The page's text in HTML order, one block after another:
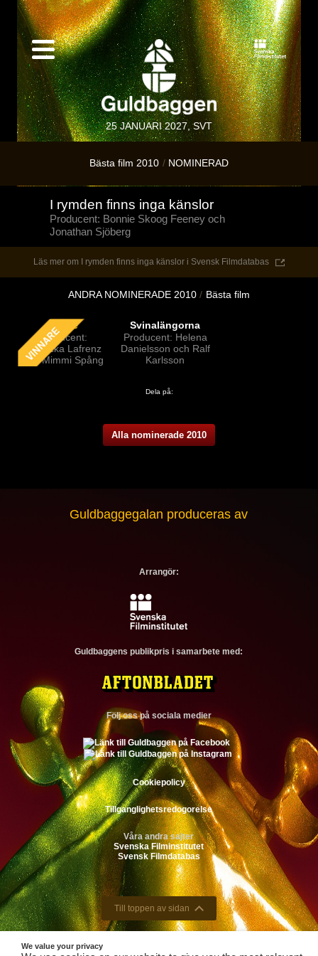
25 JANUARI 2027, SVT
Bästa film 2010 NOMINERAD
I rymden finns inga känslor
Producent: Bonnie Skoog Feeney och
Jonathan Sjöberg
Läs mer om I rymden finns inga känslor i Svensk Filmdatabas
ANDRA NOMINERADE 2010 Bästa film
Sebbe
Producent:
Rebecka Lafrenz
och Mimmi Spång
Svinalängorna
Producent: Helena
Danielsson och Ralf
Karlsson
Dela på:
Alla nominerade 2010
Guldbaggegalan produceras av
Arrangör:
Guldbaggens publikpris i samarbete med:
Följ oss på sociala medier
Cookiepolicy
Tillganglighetsredogorelse
Våra andra sajter
Svenska Filminstitutet
Svensk Filmdatabas
Till toppen av sidan
We value your privacy